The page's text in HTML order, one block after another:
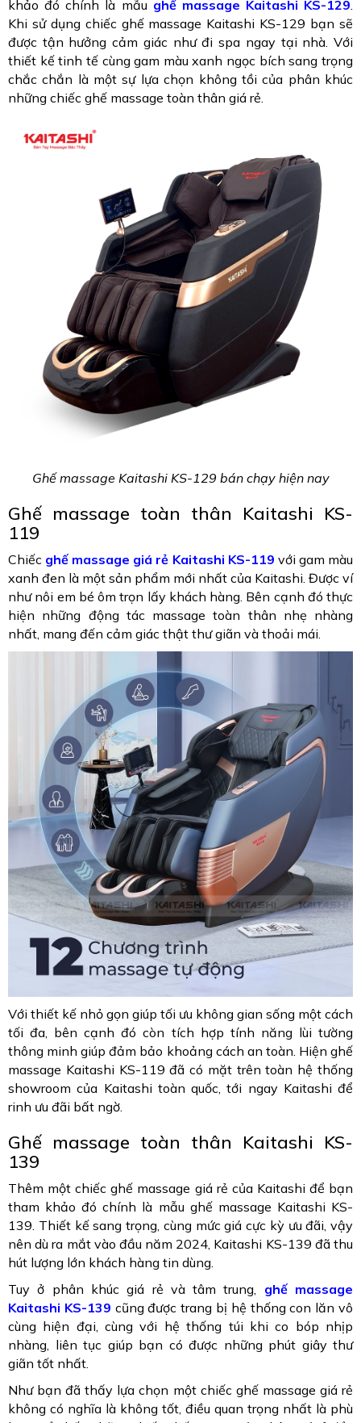
khảo đó chính là mẫu ghế massage Kaitashi KS-129
Khi sử dụng chiếc ghế massage Kaitashi KS-129 bạn sẽ
được tận hưởng cảm giác như đi spa ngay tại nhà. Với
thiết kế tinh tế cùng gam màu xanh ngọc bích sang trọng
chắc chắn là một sự lựa chọn không tồi của phân khúc
những chiếc ghế massage toàn thân giá rẻ.
Ghế massage Kaitashi KS-129 bán chạy hiện nay
Ghế massage toàn thân Kaitashi KS-
119
Chiếc ghế massage giá rẻ Kaitashi KS-119 với gam màu
xanh đen là một sản phẩm mới nhất của Kaitashi. Được ví
như nôi em bé ôm trọn lấy khách hàng. Bên cạnh đó thực
hiện những động tác massage toàn thân nhẹ nhàng
nhất, mang đến cảm giác thật thư giãn và thoải mái.
Với thiết kế nhỏ gọn giúp tối ưu không gian sống một cách
tối đa, bên cạnh đó còn tích hợp tính năng lùi tường
thông minh giúp đảm bảo khoảng cách an toàn. Hiện ghế
massage Kaitashi KS-119 đã có mặt trên toàn hệ thống
showroom của Kaitashi toàn quốc, tới ngay Kaitashi để
rinh ưu đãi bất ngờ.
Ghế massage toàn thân Kaitashi KS-
139
Thêm một chiếc ghế massage giá rẻ của Kaitashi để bạn
tham khảo đó chính là mẫu ghế massage Kaitashi KS-
139. Thiết kế sang trọng, cùng mức giá cực kỳ ưu đãi, vậy
nên dù ra mắt vào đầu năm 2024, Kaitashi KS-139 đã thu
hút lượng lớn khách hàng tin dùng.
Tuy ở phân khúc giá rẻ và tâm trung, ghế massage
Kaitashi KS-139 cũng được trang bị hệ thống con lăn vô
cùng hiện đại, cùng với hệ thống túi khi co bóp nhịp
nhàng, liên tục giúp bạn có được những phút giây thư
giãn tốt nhất.
Như bạn đã thấy lựa chọn một chiếc ghế massage giá rẻ
không có nghĩa là không tốt, điều quan trọng nhất là phù